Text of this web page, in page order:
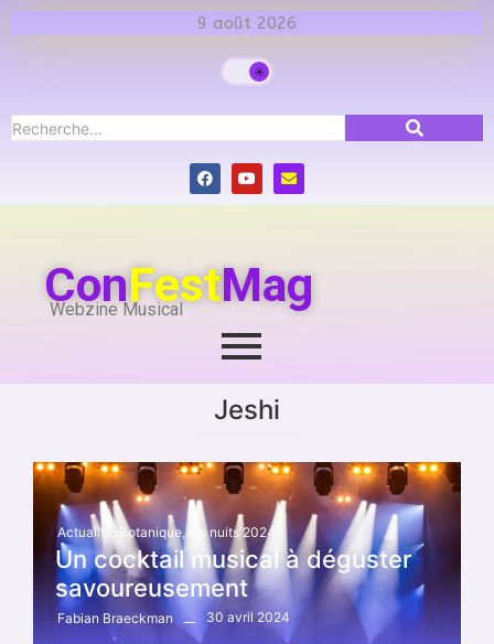
9 août 2026
ConFestMag
Webzine Musical
Jeshi
Actualité Botanique, les nuits 2024
Un cocktail musical à déguster
savoureusement
Fabian Braeckman 30 avril 2024